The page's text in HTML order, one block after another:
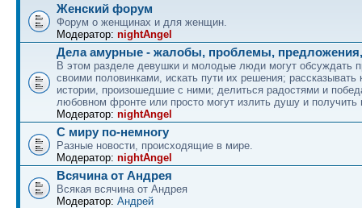
Женский форум
Форум о женщинах и для женщин.
Модератор: nightAngel
Дела амурные - жалобы, проблемы,
В этом разделе девушки и молодые люди могут обсуждать
своими половинками, искать пути их решения; рассказывать
истории, произошедшие с ними; делиться радостями и
любовном фронте или просто могут излить душу и получить
Модератор: nightAngel
С миру по-немногу
Разные новости, происходящие в мире.
Модератор: nightAngel
Всячина от Андрея
Всякая всячина от Андрея
Модератор: Андрей